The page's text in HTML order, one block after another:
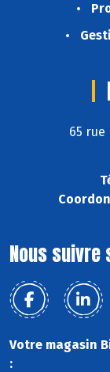
65 rue
Nous suivre
Votre magasin
: